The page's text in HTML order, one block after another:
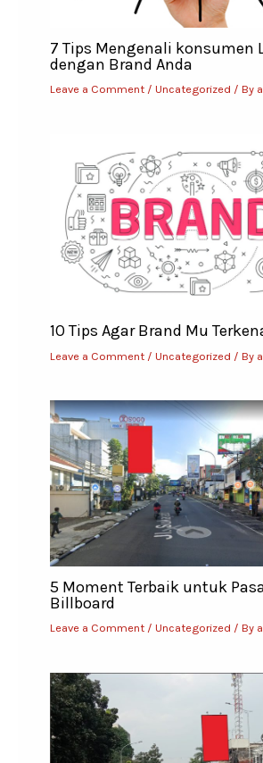
7 Tips Mengenali konsumen
dengan Brand Anda
Leave a Comment / Uncategorized / By
10 Tips Agar Brand Mu
Leave a Comment / Uncategorized / By
5 Moment Terbaik untuk
Billboard
Leave a Comment / Uncategorized / By